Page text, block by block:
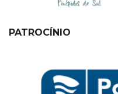
PATROCÍNIO